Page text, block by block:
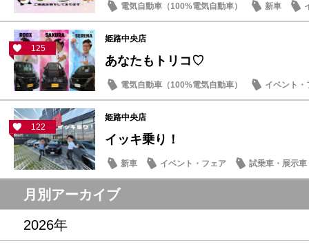
電気自動車（100%電気自動車） 新車
記念品・プレゼント
125
姫路中央店
あなたもトリコ♡
電気自動車（100%電気自動車） イベント・
122
姫路中央店
イッキ乗り！
新車 イベント・フェア 試乗車・展示車
月別アーカイブ
2026年